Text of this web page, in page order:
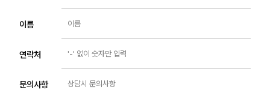
이름
연락처
문의사항